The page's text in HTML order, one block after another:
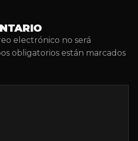
electrónico no será
obligatorios están marcados